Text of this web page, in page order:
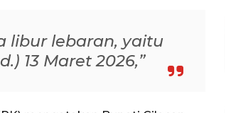
libur lebaran, yaitu
13 Maret 2026,”